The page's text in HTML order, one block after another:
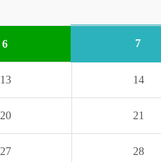
6 7
13 14
20 21
27 28